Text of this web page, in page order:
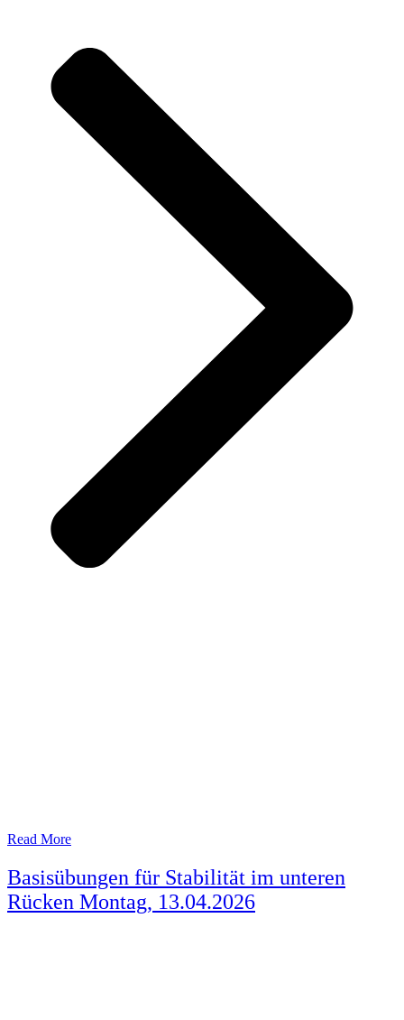
Read More
Basisübungen für Stabilität im unteren
Rücken Montag, 13.04.2026